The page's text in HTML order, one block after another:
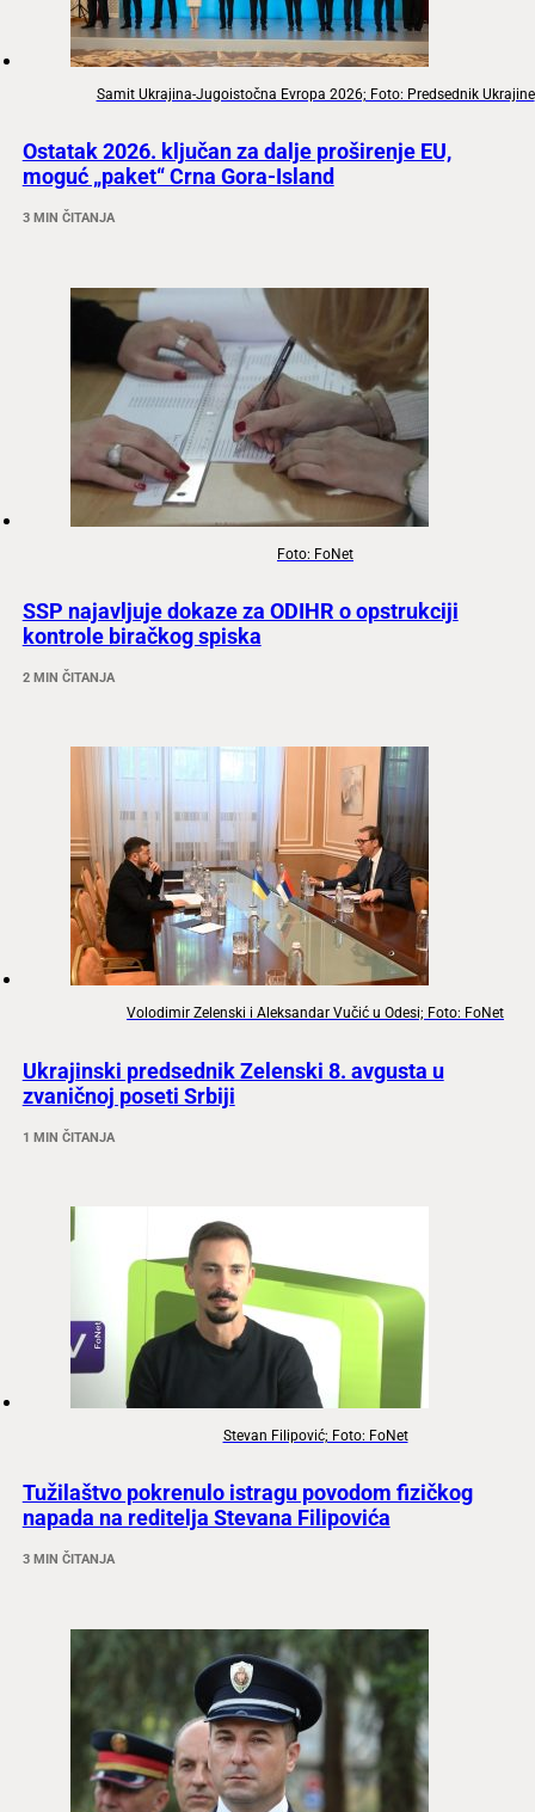
Samit Ukrajina-Jugoistočna Evropa 2026; Foto: Predsednik Ukrajine
Ostatak 2026. ključan za dalje proširenje EU,
moguć „paket“ Crna Gora-Island
3 MIN ČITANJA
Foto: FoNet
SSP najavljuje dokaze za ODIHR o opstrukciji
kontrole biračkog spiska
2 MIN ČITANJA
Volodimir Zelenski i Aleksandar Vučić u Odesi; Foto: FoNet
Ukrajinski predsednik Zelenski 8. avgusta u
zvaničnoj poseti Srbiji
1 MIN ČITANJA
Stevan Filipović; Foto: FoNet
Tužilaštvo pokrenulo istragu povodom fizičkog
napada na reditelja Stevana Filipovića
3 MIN ČITANJA